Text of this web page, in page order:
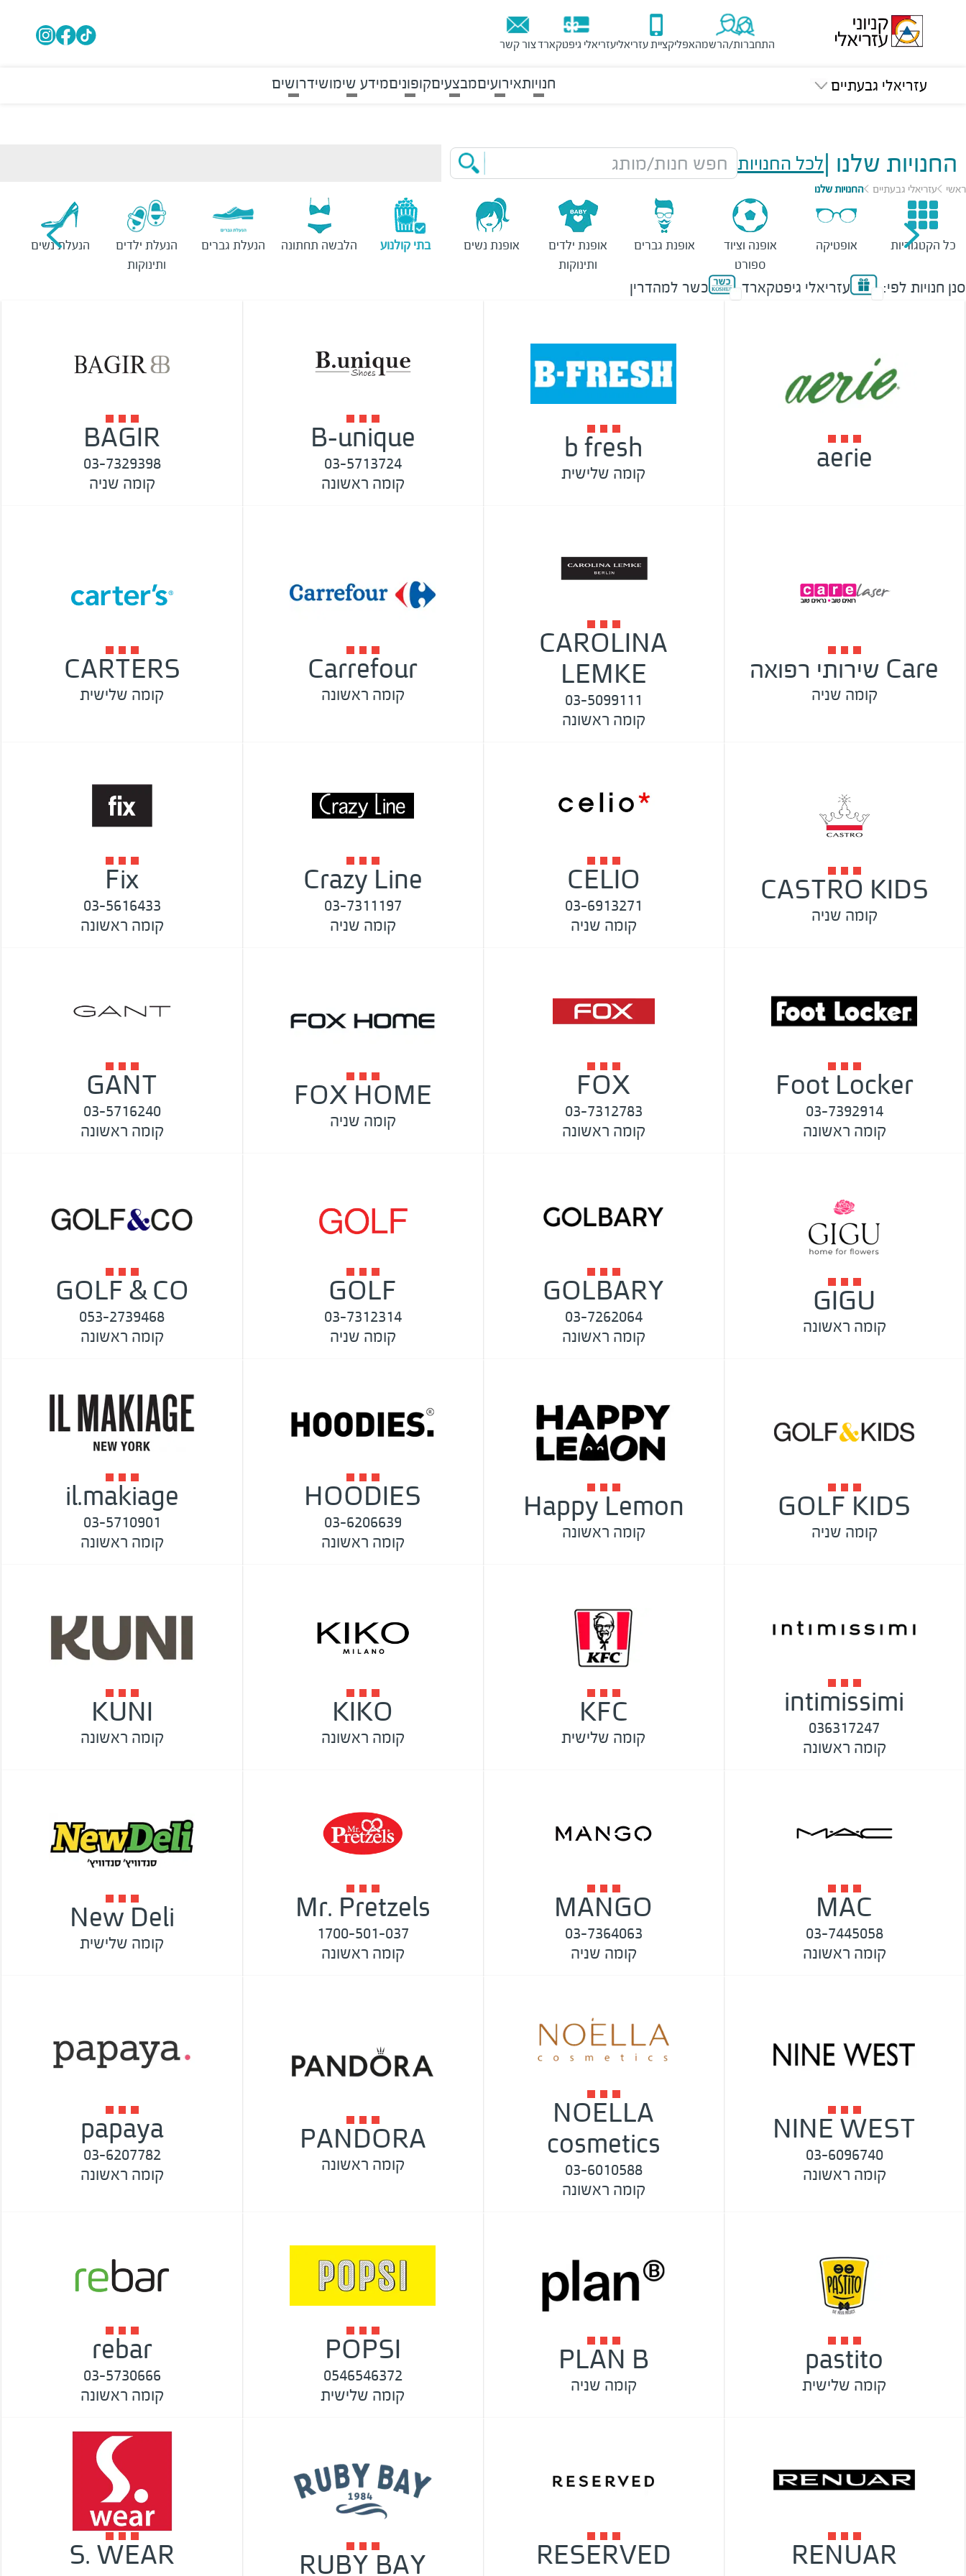
התחברות/הרשמהאפליקציית עזריאליעזריאלי גיפטקארדצור קשר
עזריאלי גבעתיים חנויותאירועיםמבצעיםקופוניםמידע שימושידרושים
החנויות שלנו |לכל החנויות חפש חנות/מותג
ראשי עזריאלי גבעתיים החנויות שלנו
כל הקטגוריות אופטיקה
אופנה וציוד
ספורט
אופנת גברים
אופנת ילדים
ותינוקות
אופנת נשים בתי קולנוע הלבשה תחתונה הנעלת גברים
הנעלת ילדים
ותינוקות
הנעלת נשים
סנן חנויות לפי: עזריאלי גיפטקארד כשר למהדרין
aerie
b fresh
קומה שלישית
B-unique
03-5713724
קומה ראשונה
BAGIR
03-7329398
קומה שניה
Care שירותי רפואה
קומה שניה
CAROLINA
LEMKE
03-5099111
קומה ראשונה
Carrefour
קומה ראשונה
CARTERS
קומה שלישית
CASTRO KIDS
קומה שניה
CELIO
03-6913271
קומה שניה
Crazy Line
03-7311197
קומה שניה
Fix
03-5616433
קומה ראשונה
Foot Locker
03-7392914
קומה ראשונה
FOX
03-7312783
קומה ראשונה
FOX HOME
קומה שניה
GANT
03-5716240
קומה ראשונה
GIGU
קומה ראשונה
GOLBARY
03-7262064
קומה ראשונה
GOLF
03-7312314
קומה שניה
GOLF & CO
053-2739468
קומה ראשונה
GOLF KIDS
קומה שניה
Happy Lemon
קומה ראשונה
HOODIES
03-6206639
קומה ראשונה
il.makiage
03-5710901
קומה ראשונה
intimissimi
036317247
קומה ראשונה
KFC
קומה שלישית
KIKO
קומה ראשונה
KUNI
קומה ראשונה
MAC
03-7445058
קומה ראשונה
MANGO
03-7364063
קומה שניה
Mr. Pretzels
1700-501-037
קומה ראשונה
New Deli
קומה שלישית
NINE WEST
03-6096740
קומה ראשונה
NOELLA
cosmetics
03-6010588
קומה ראשונה
PANDORA
קומה ראשונה
papaya
03-6207782
קומה ראשונה
pastito
קומה שלישית
PLAN B
קומה שניה
POPSI
0546546372
קומה שלישית
rebar
03-5730666
קומה ראשונה
RENUAR
RESERVED
RUBY BAY
S. WEAR